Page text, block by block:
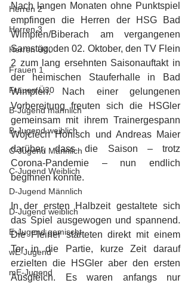
Herren 2
Herren 3
Herren Ü40
Frauen 1
Frauen Ü30
B-Jugend männlich
B-Jugend weiblich
C-Jugend Männlich
C-Jugend Weiblich
D-Jugend Männlich
D-Jugend weiblich
E-Jugend gemischt
wE-Jugend
mE-Jugend
Nach langen Monaten ohne Punktspiel
empfingen die Herren der HSG Bad
Wimpfen/Biberach am vergangenen
Samstag, den 02. Oktober, den TV Flein
2 zum lang ersehnten Saisonauftakt in
der heimischen Stauferhalle in Bad
Wimpfen. Nach einer gelungenen
Vorbereitung freuten sich die HSGler
gemeinsam mit ihrem Trainergespann
Wojciech Honisch und Andreas Maier
darüber, dass die Saison – trotz
Corona-Pandemie – nun endlich
beginnen konnte.
In der ersten Halbzeit gestaltete sich
das Spiel ausgewogen und spannend.
Die Fleiner starteten direkt mit einem
Tor in die Partie, kurze Zeit darauf
erzielten die HSGler aber den ersten
Ausgleich. Es waren anfangs nur